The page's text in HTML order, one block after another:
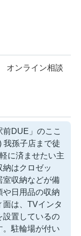
オンライン相談
前DUE」のここ
我孫子店まで徒
に済ませたい主
はクロゼッ
室収納などが備
や日用品の収納
は、TVインタ
設置しているの
。駐輪場が付い